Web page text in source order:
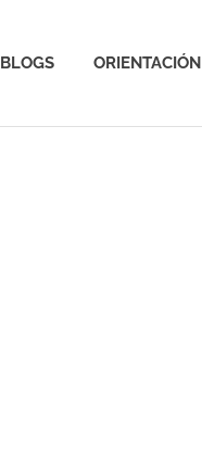
BLOGS ORIENTACIÓN